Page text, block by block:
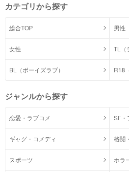
カテゴリから探す
総合TOP 男性
女性 TL（
BL（ボーイズラブ） R18
ジャンルから探す
恋愛・ラブコメ SF・
ギャグ・コメディ 格闘
スポーツ ホラ